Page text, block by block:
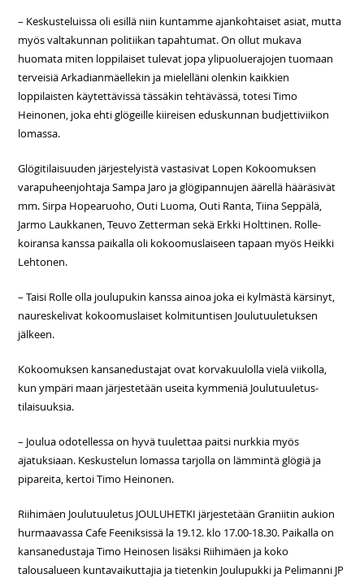
– Keskusteluissa oli esillä niin kuntamme ajankohtaiset asiat, mutta
myös valtakunnan politiikan tapahtumat. On ollut mukava
huomata miten loppilaiset tulevat jopa ylipuoluerajojen tuomaan
terveisiä Arkadianmäellekin ja mielelläni olenkin kaikkien
loppilaisten käytettävissä tässäkin tehtävässä, totesi Timo
Heinonen, joka ehti glögeille kiireisen eduskunnan budjettiviikon
lomassa.
Glögitilaisuuden järjestelyistä vastasivat Lopen Kokoomuksen
varapuheenjohtaja Sampa Jaro ja glögipannujen äärellä hääräsivät
mm. Sirpa Hopearuoho, Outi Luoma, Outi Ranta, Tiina Seppälä,
Jarmo Laukkanen, Teuvo Zetterman sekä Erkki Holttinen. Rolle-
koiransa kanssa paikalla oli kokoomuslaiseen tapaan myös Heikki
Lehtonen.
– Taisi Rolle olla joulupukin kanssa ainoa joka ei kylmästä kärsinyt,
naureskelivat kokoomuslaiset kolmituntisen Joulutuuletuksen
jälkeen.
Kokoomuksen kansanedustajat ovat korvakuulolla vielä viikolla,
kun ympäri maan järjestetään useita kymmeniä Joulutuuletus-
tilaisuuksia.
– Joulua odotellessa on hyvä tuulettaa paitsi nurkkia myös
ajatuksiaan. Keskustelun lomassa tarjolla on lämmintä glögiä ja
pipareita, kertoi Timo Heinonen.
Riihimäen Joulutuuletus JOULUHETKI järjestetään Graniitin aukion
hurmaavassa Cafe Feeniksissä la 19.12. klo 17.00-18.30. Paikalla on
kansanedustaja Timo Heinosen lisäksi Riihimäen ja koko
talousalueen kuntavaikuttajia ja tietenkin Joulupukki ja Pelimanni JP